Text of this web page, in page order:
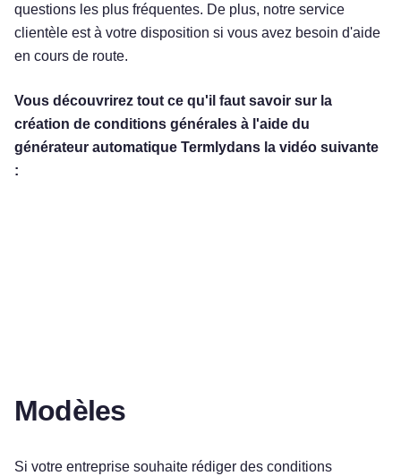
questions les plus fréquentes. De plus, notre service
clientèle est à votre disposition si vous avez besoin d'aide
en cours de route.
Vous découvrirez tout ce qu'il faut savoir sur la
création de conditions générales à l'aide du
générateur automatique Termlydans la vidéo suivante
:
Modèles
Si votre entreprise souhaite rédiger des conditions